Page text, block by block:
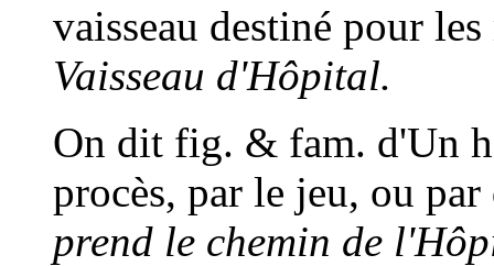
vaisseau destiné pour
Vaisseau d'Hôpital.
On dit fig. & fam. d'Un
procès, par le jeu, ou
prend le chemin de